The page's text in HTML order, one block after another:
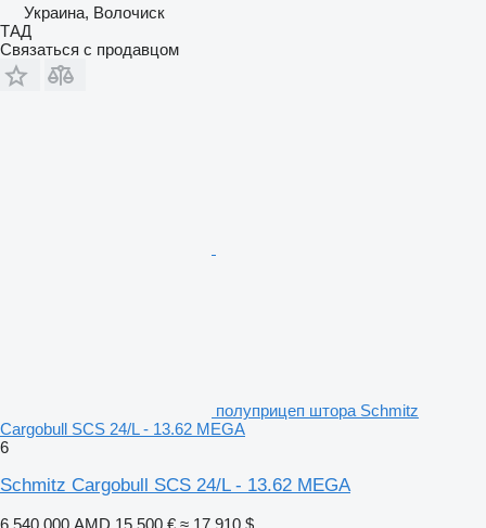
Украина, Волочиск
ТАД
Связаться с продавцом
полуприцеп штора Schmitz
Cargobull SCS 24/L - 13.62 MEGA
6
Schmitz Cargobull SCS 24/L - 13.62 MEGA
6 540 000 AMD 15 500 € ≈ 17 910 $